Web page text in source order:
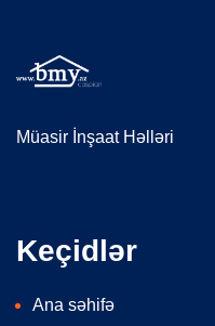
Müasir İnşaat Həlləri
Keçidlər
Ana səhifə